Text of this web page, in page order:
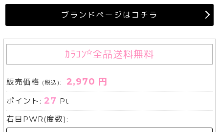
ブランドページはコチラ
ｶﾗｺﾝ 全品送料無料
販売価格 (税込): 2,970 円
ポイント: 27 Pt
右目PWR(度数):